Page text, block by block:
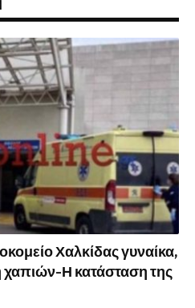
Χαλκίδας γυναίκα,
Η κατάσταση της